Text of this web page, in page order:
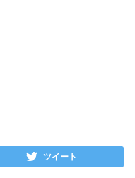
ツイート